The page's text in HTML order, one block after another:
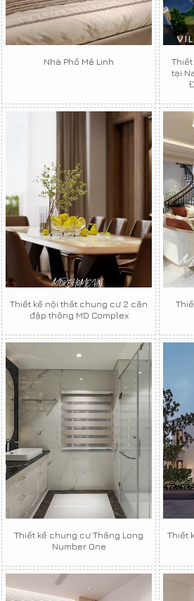
Nhà Phố Mê Linh
tại
Thiết kế nội thất chung cư 2 căn
đập thông MD Complex
Thiết kế chung cư Thăng Long
Number One
Thiết